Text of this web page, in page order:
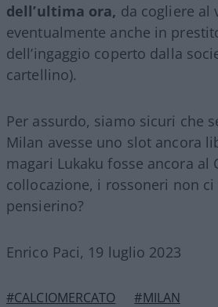
dell’ultima ora, da cogliere al
eventualmente anche in
dell’ingaggio coperto dalla
cartellino).
Per assurdo, siamo sicuri che
Milan avesse uno slot ancora
magari Lukaku fosse ancora al
collocazione, i rossoneri non
pensierino?
Enrico Paci, 19 luglio 2023
#CALCIOMERCATO #MILAN